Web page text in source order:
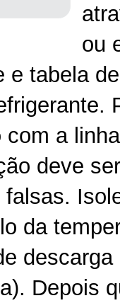
ou
e tabela
com a
deve
falsas.
da
Depois